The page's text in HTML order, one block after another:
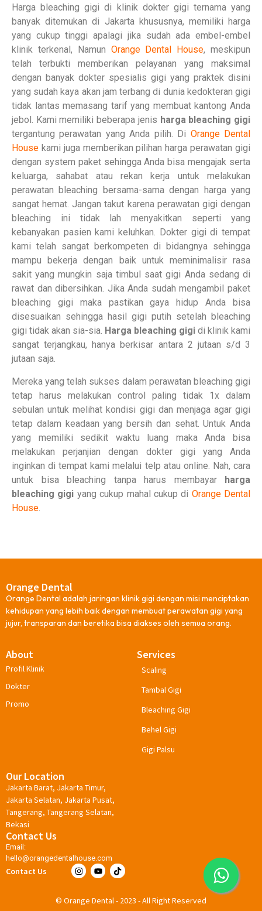
Harga bleaching gigi di klinik dokter gigi ternama yang
banyak ditemukan di Jakarta khususnya, memiliki harga
yang cukup tinggi apalagi jika sudah ada embel-embel
klinik terkenal, Namun Orange Dental House, meskipun
telah terbukti memberikan pelayanan yang maksimal
dengan banyak dokter spesialis gigi yang praktek disini
yang sudah kaya akan jam terbang di dunia kedokteran gigi
tidak lantas memasang tarif yang membuat kantong Anda
jebol. Kami memiliki beberapa jenis harga bleaching gigi
tergantung perawatan yang Anda pilih. Di Orange Dental
House kami juga memberikan pilihan harga perawatan gigi
dengan system paket sehingga Anda bisa mengajak serta
keluarga, sahabat atau rekan kerja untuk melakukan
perawatan bleaching bersama-sama dengan harga yang
sangat hemat. Jangan takut karena perawatan gigi dengan
bleaching ini tidak lah menyakitkan seperti yang
kebanyakan pasien kami keluhkan. Dokter gigi di tempat
kami telah sangat berkompeten di bidangnya sehingga
mampu bekerja dengan baik untuk meminimalisir rasa
sakit yang mungkin saja timbul saat gigi Anda sedang di
rawat dan dibersihkan. Jika Anda sudah mengambil paket
bleaching gigi maka pastikan gaya hidup Anda bisa
disesuaikan sehingga hasil gigi putih setelah bleaching
gigi tidak akan sia-sia. Harga bleaching gigi di klinik kami
sangat terjangkau, hanya berkisar antara 2 jutaan s/d 3
jutaan saja.
Mereka yang telah sukses dalam perawatan bleaching gigi
tetap harus melakukan control paling tidak 1x dalam
sebulan untuk melihat kondisi gigi dan menjaga agar gigi
tetap dalam keadaan yang bersih dan sehat. Untuk Anda
yang memiliki sedikit waktu luang maka Anda bisa
melakukan perjanjian dengan dokter gigi yang Anda
inginkan di tempat kami melalui telp atau online. Nah, cara
untuk bisa bleaching tanpa harus membayar harga
bleaching gigi yang cukup mahal cukup di Orange Dental
House
Orange Dental
Orange Dental adalah jaringan klinik gigi dengan misi menciptakan
kehidupan yang lebih baik dengan membuat perawatan gigi yang
jujur, transparan dan beretika bisa diakses oleh semua orang.
About
Profil Klinik
Dokter
Promo
Services
Scaling
Tambal Gigi
Bleaching Gigi
Behel Gigi
Gigi Palsu
Our Location
Jakarta Barat, Jakarta Timur,
Jakarta Selatan, Jakarta Pusat,
Tangerang, Tangerang Selatan,
Bekasi
Contact Us
Email:
hello@orangedentalhouse.com
Contact Us
© Orange Dental - 2023 - All Right Reserved